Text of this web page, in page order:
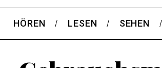
HÖREN LESEN SEHEN